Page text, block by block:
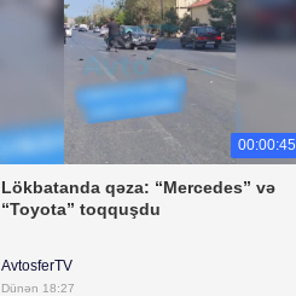
00:00:45
Lökbatanda qəza: “Mercedes” və
“Toyota” toqquşdu
AvtosferTV
Dünən 18:27